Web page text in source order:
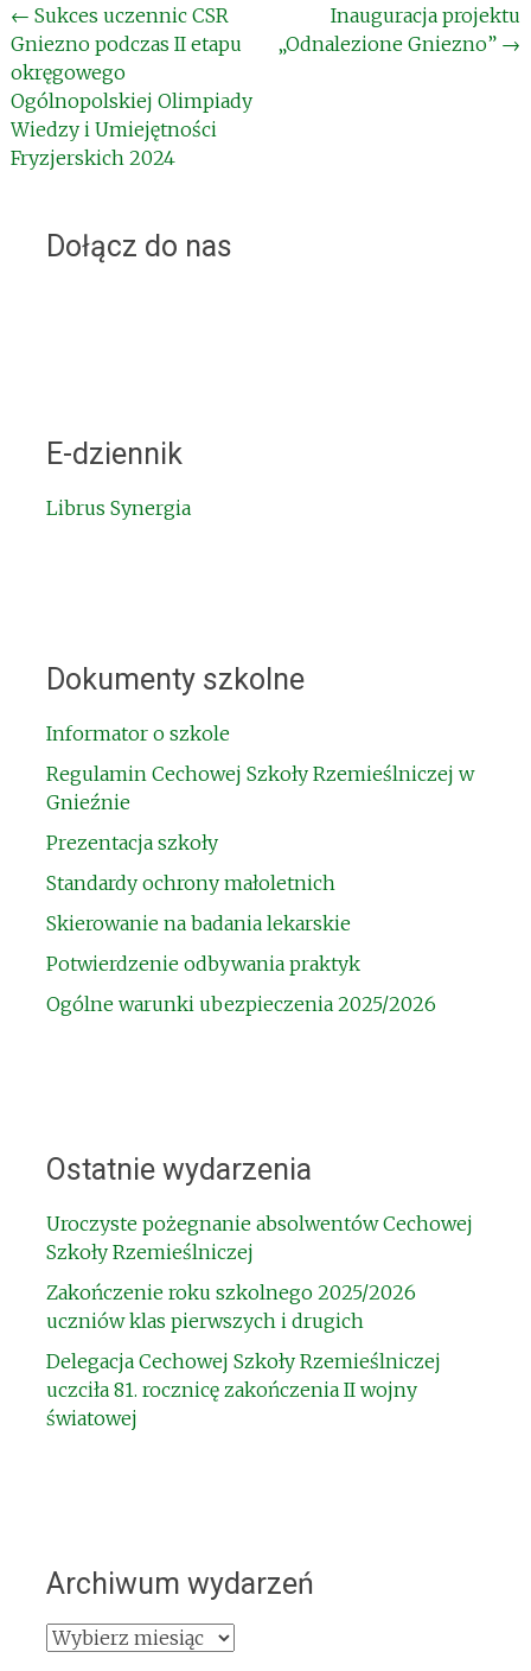
Post
navigation
← Sukces uczennic CSR
Gniezno podczas II etapu
okręgowego
Ogólnopolskiej Olimpiady
Wiedzy i Umiejętności
Fryzjerskich 2024
Inauguracja projektu
„Odnalezione Gniezno” →
Dołącz do nas
E-dziennik
Librus Synergia
Dokumenty szkolne
Informator o szkole
Regulamin Cechowej Szkoły Rzemieślniczej w
Gnieźnie
Prezentacja szkoły
Standardy ochrony małoletnich
Skierowanie na badania lekarskie
Potwierdzenie odbywania praktyk
Ogólne warunki ubezpieczenia 2025/2026
Ostatnie wydarzenia
Uroczyste pożegnanie absolwentów Cechowej
Szkoły Rzemieślniczej
Zakończenie roku szkolnego 2025/2026
uczniów klas pierwszych i drugich
Delegacja Cechowej Szkoły Rzemieślniczej
uczciła 81. rocznicę zakończenia II wojny
światowej
Archiwum wydarzeń
Archiwum